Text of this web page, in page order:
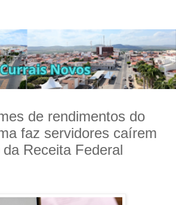
de rendimentos do
faz servidores caírem
Receita Federal